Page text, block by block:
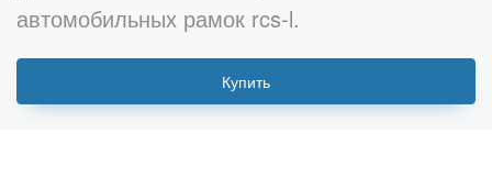
автомобильных рамок rcs-l.
Купить